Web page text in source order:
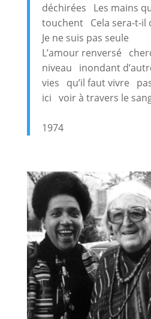
déchirées Les mains
touchent Cela sera-t-il
Je ne suis pas seule
L’amour renversé
niveau inondant
vies qu’il faut vivre
ici voir à travers le
1974